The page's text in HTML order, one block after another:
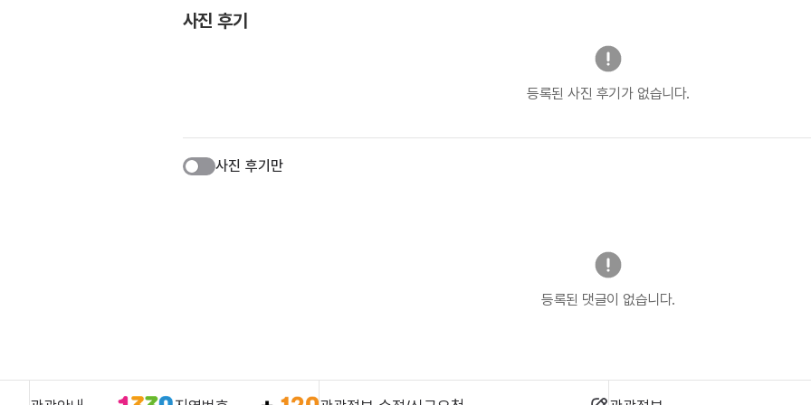
사진 후기
등록된 사진 후기가 없습니다.
사진 후기만
등록된 댓글이 없습니다.